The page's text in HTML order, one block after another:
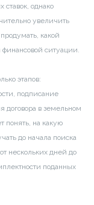
однако
увеличить
какой
ситуации.
этапов:
подписание
договора в земельном
понять, на какую
до начала поиска
нескольких дней до
поданных